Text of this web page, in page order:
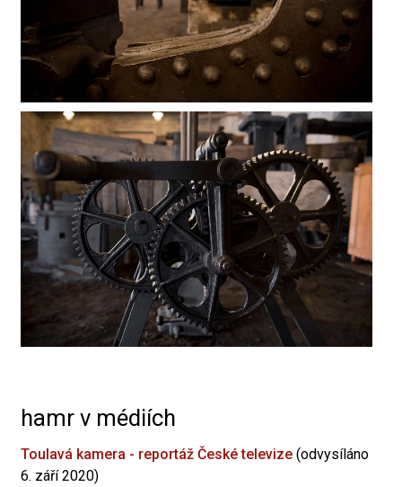
hamr v médiích
Toulavá kamera - reportáž České televize (odvysíláno
6. září 2020)